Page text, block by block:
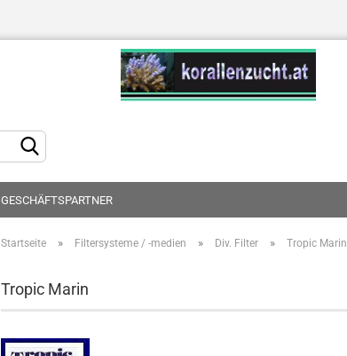
Sprache auswählen
GESCHÄFTSPARTNER
Startseite » Filtersysteme / -medien » Div. Filter » Tropic Marin
Tropic Marin